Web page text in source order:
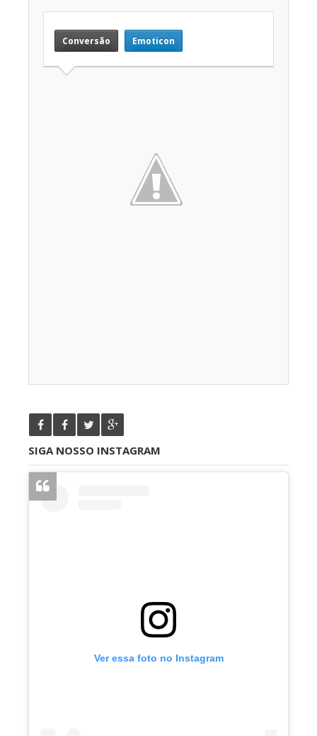
Conversão Emoticon
SIGA NOSSO INSTAGRAM
Ver essa foto no Instagram